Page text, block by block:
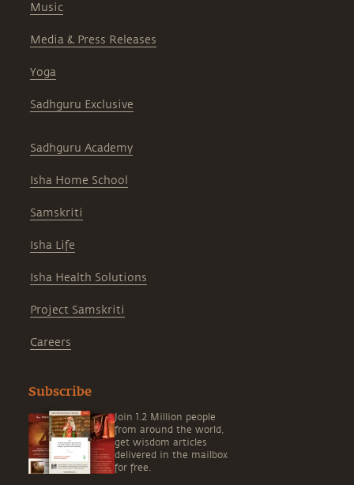
Music
Media & Press Releases
Yoga
Sadhguru Exclusive
Sadhguru Academy
Isha Home School
Samskriti
Isha Life
Isha Health Solutions
Project Samskriti
Careers
Subscribe
Join 1.2 Million people
from around the world,
get wisdom articles
delivered in the mailbox
for free.